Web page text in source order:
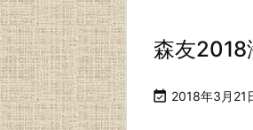
森友2018
 2018年3月21